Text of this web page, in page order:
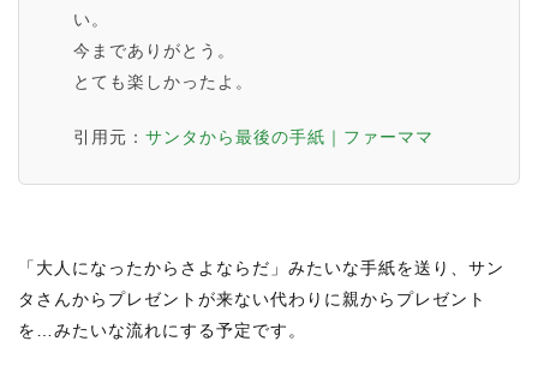
い。
今までありがとう。
とても楽しかったよ。
引用元： サンタから最後の手紙｜ファーママ
「大人になったからさよならだ」みたいな手紙を送り、サン
タさんからプレゼントが来ない代わりに親からプレゼント
を…みたいな流れにする予定です。